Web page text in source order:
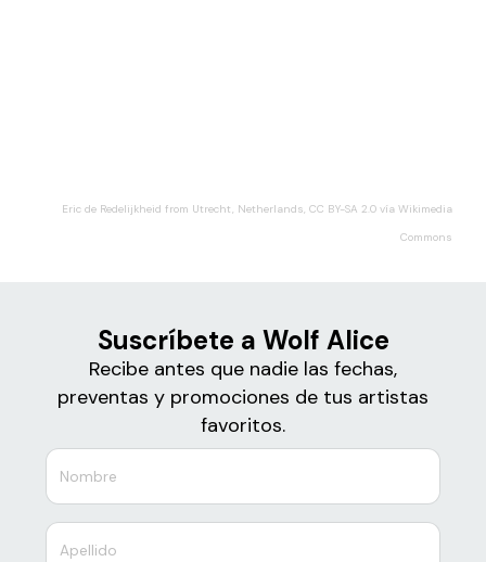
Eric de Redelijkheid from Utrecht, Netherlands, CC BY-SA 2.0 vía Wikimedia
Commons
Suscríbete a Wolf Alice
Recibe antes que nadie las fechas,
preventas y promociones de tus artistas
favoritos.